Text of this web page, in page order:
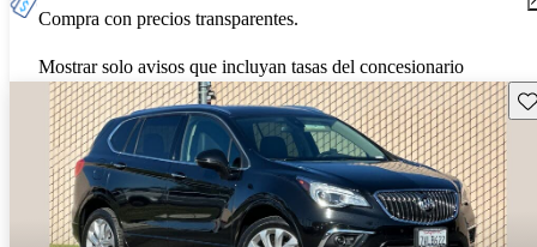
Compra con precios transparentes.
Mostrar solo avisos que incluyan tasas del concesionario